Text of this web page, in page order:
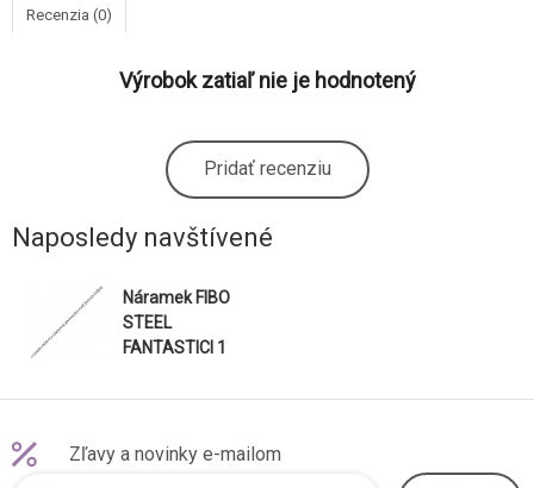
Recenzia (0)
Výrobok zatiaľ nie je hodnotený
Pridať recenziu
Naposledy navštívené
Náramek FIBO
STEEL
FANTASTICI 1
Zľavy a novinky e-mailom